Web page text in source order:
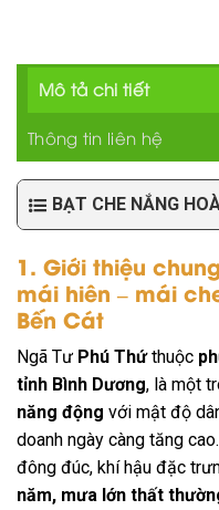
Mô tả chi tiết
Thông tin liên hệ
BẠT CHE NẮNG
1. Giới thiệu
mái hiên – mái
Bến Cát
Ngã Tư Phú Thứthuộc
tỉnh Bình Dương, là một
năng động với mật độ
doanh ngày càng tăng
đông đúc, khí hậu đặc
năm, mưa lớn thất